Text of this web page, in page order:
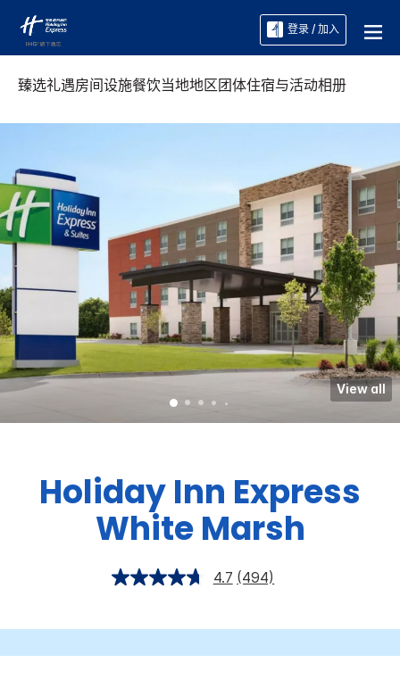
登录 / 加入
臻选礼遇房间设施餐饮当地地区团体住宿与活动相册
View all
Holiday Inn Express
White Marsh
4.7 (494)